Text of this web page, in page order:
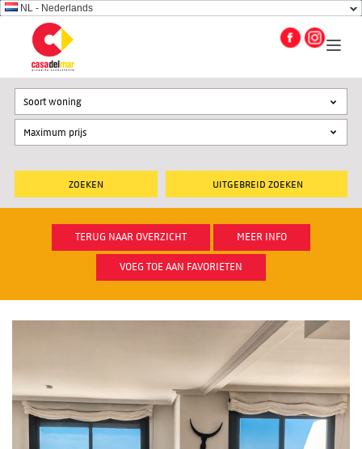
NL - Nederlands
UITGEBREID ZOEKEN
Soort woning
TERUG NAAR OVERZICHT MEER INFO
VOEG TOE AAN FAVORIETEN